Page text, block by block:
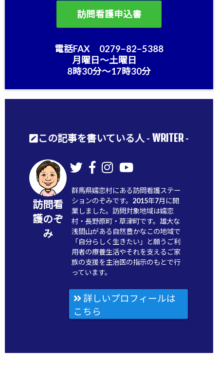
訪問看護申込書
電話FAX 0279−82−5388
月曜日〜土曜日
8時30分〜17時30分
この記事を書いている人 - WRITER-
訪問看
護のぞ
み
群馬県嬬恋村にある訪問看護ステー
ションのぞみです。2015年7月に開
業しました。訪問対象地域は嬬恋
村・長野原町・草津町です。雄大な
浅間山がある自然豊かなこの地域で
「自分らしく生きたい」と願うご利
用者の療養生活やそれを支えるご家
族の支援を主治医の指示のもとで行
っています。
詳しいプロフィールは
こちら